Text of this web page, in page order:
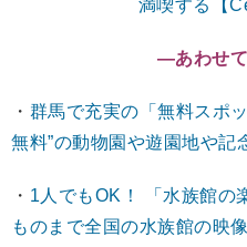
満喫する【
―あわせ
・ 群馬で充実の「無料スポ
無料”の動物園や遊園地や記
・ 1人でもOK！ 「水族館の
ものまで全国の水族館の映